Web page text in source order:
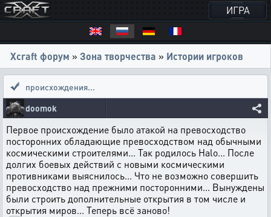
ИГРА
Xcraft форум » Зона творчества » Истории игроков
происхождения...
doomok
Первое происхождение было атакой на превосходство
посторонних обладающие превосходством над обычными
космическими строителями... Так родилось Halo... После
долгих боевых действий с новыми космическими
противниками выяснилось... Что не возможно совершить
превосходство над прежними посторонними... Вынуждены
были строить дополнительные открытия в том числе и
открытия миров... Теперь всё заново!